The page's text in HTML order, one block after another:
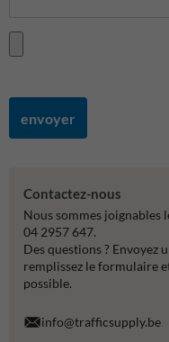
envoyer
Contactez-nous
Nous sommes joignables
04 2957 647.
Des questions ? Envoyez
remplissez le formulaire
possible.
info@trafficsupply.be